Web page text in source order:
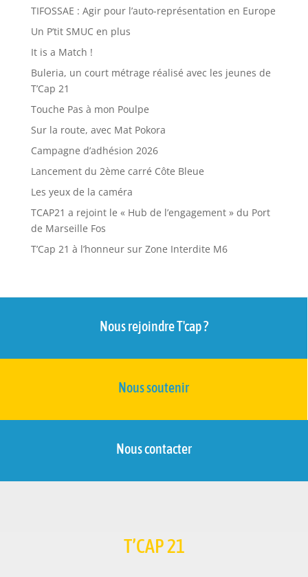
TIFOSSAE : Agir pour l’auto-représentation en Europe
Un P’tit SMUC en plus
It is a Match !
Buleria, un court métrage réalisé avec les jeunes de
T’Cap 21
Touche Pas à mon Poulpe
Sur la route, avec Mat Pokora
Campagne d’adhésion 2026
Lancement du 2ème carré Côte Bleue
Les yeux de la caméra
TCAP21 a rejoint le « Hub de l’engagement » du Port
de Marseille Fos
T’Cap 21 à l’honneur sur Zone Interdite M6
Nous rejoindre T'cap ?
Nous soutenir
Nous contacter
T’CAP 21